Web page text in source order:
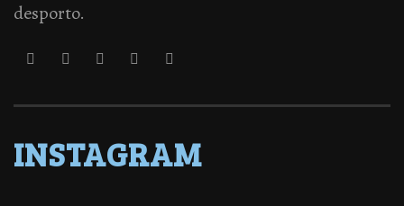
desporto.
INSTAGRAM